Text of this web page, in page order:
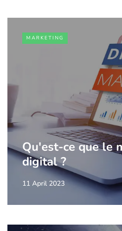
MARKETING
Qu'est-ce que le
digital ?
11 April 2023